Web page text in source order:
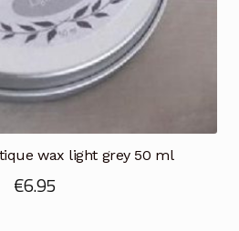
wax light grey 50 ml
€6.95